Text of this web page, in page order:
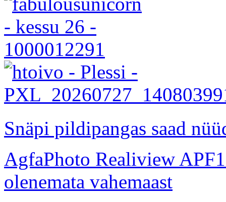
Snäpi pildipangas saad
AgfaPhoto Realiview
olenemata vahemaast